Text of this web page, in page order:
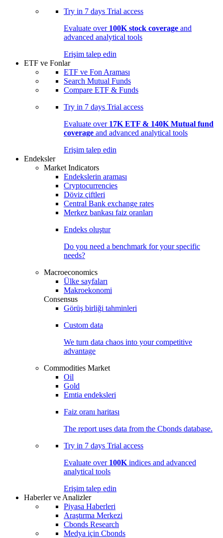
Try in 7 days Trial access
Evaluate over 100K stock coverage and
advanced analytical tools
Erişim talep edin
ETF ve Fonlar
ETF ve Fon Araması
Search Mutual Funds
Compare ETF & Funds
Try in 7 days Trial access
Evaluate over 17K ETF & 140K Mutual fund
coverage and advanced analytical tools
Erişim talep edin
Endeksler
Market Indicators
Endekslerin araması
Cryptocurrencies
Döviz çiftleri
Central Bank exchange rates
Merkez bankası faiz oranları
Endeks oluştur
Do you need a benchmark for your specific
needs?
Macroeconomics
Ülke sayfaları
Makroekonomi
Consensus
Görüş birliği tahminleri
Custom data
We turn data chaos into your competitive
advantage
Commodities Market
Oil
Gold
Emtia endeksleri
Faiz oranı haritası
The report uses data from the Cbonds database.
Try in 7 days Trial access
Evaluate over 100K indices and advanced
analytical tools
Erişim talep edin
Haberler ve Analizler
Piyasa Haberleri
Araştırma Merkezi
Cbonds Research
Medya için Cbonds